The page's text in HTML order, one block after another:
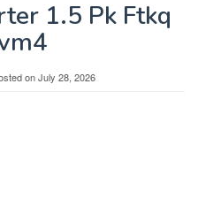
1.5 Pk Ftkq
onJuly 28, 2026